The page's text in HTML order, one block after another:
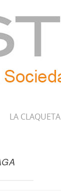
LA CLAQUETA